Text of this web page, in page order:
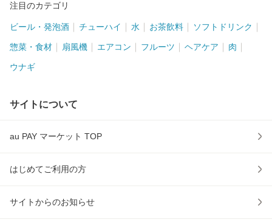
注目のカテゴリ
ビール・発泡酒 チューハイ 水 お茶飲料 ソフトドリンク
惣菜・食材 扇風機 エアコン フルーツ ヘアケア 肉
ウナギ
サイトについて
au PAY マーケット TOP
はじめてご利用の方
サイトからのお知らせ